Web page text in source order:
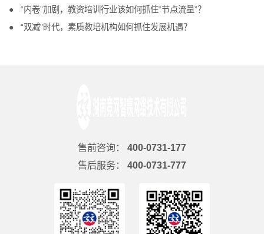
“内卷”加剧，教资培训行业该如何抓住“节点流量”？
“双减”时代，素质教培机构如何抓住发展机遇？
售前咨询：
400-0731-177
售后服务：
400-0731-777